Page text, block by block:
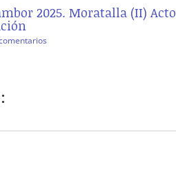
2025. Moratalla (II) Acto